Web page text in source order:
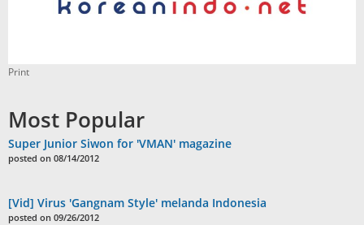
Print
Most Popular
Super Junior Siwon for 'VMAN' magazine
posted on 08/14/2012
[Vid] Virus 'Gangnam Style' melanda Indonesia
posted on 09/26/2012